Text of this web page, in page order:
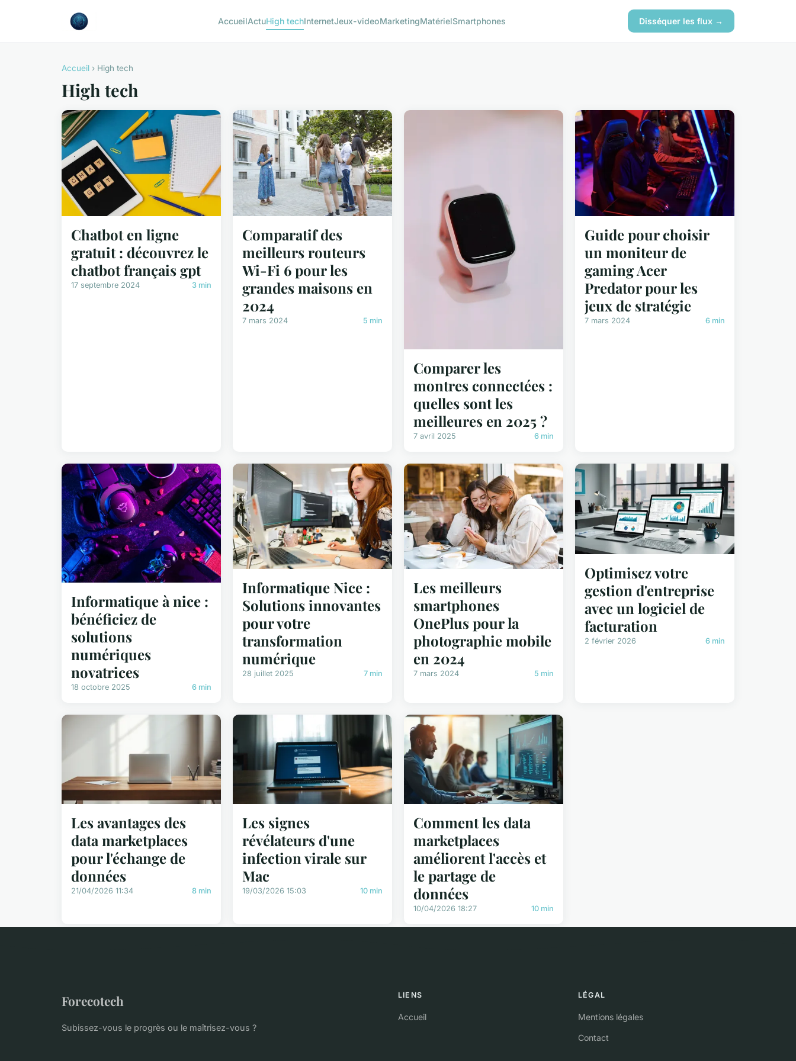
AccueilActuHigh techInternetJeux-videoMarketingMatérielSmartphones Disséquer les flux →
Accueil › High tech
High tech
Chatbot en ligne
gratuit : découvrez le
chatbot français gpt
17 septembre 2024 3 min
Comparatif des
meilleurs routeurs
Wi-Fi 6 pour les
grandes maisons en
2024
7 mars 2024 5 min
Comparer les
montres connectées :
quelles sont les
meilleures en 2025 ?
7 avril 2025 6 min
Guide pour choisir
un moniteur de
gaming Acer
Predator pour les
jeux de stratégie
7 mars 2024 6 min
Informatique à nice :
bénéficiez de
solutions
numériques
novatrices
18 octobre 2025 6 min
Informatique Nice :
Solutions innovantes
pour votre
transformation
numérique
28 juillet 2025 7 min
Les meilleurs
smartphones
OnePlus pour la
photographie mobile
en 2024
7 mars 2024 5 min
Optimisez votre
gestion d'entreprise
avec un logiciel de
facturation
2 février 2026 6 min
Les avantages des
data marketplaces
pour l'échange de
données
21/04/2026 11:34 8 min
Les signes
révélateurs d'une
infection virale sur
Mac
19/03/2026 15:03 10 min
Comment les data
marketplaces
améliorent l'accès et
le partage de
données
10/04/2026 18:27 10 min
Forecotech
Subissez-vous le progrès ou le maîtrisez-vous ?
LIENS
Accueil
LÉGAL
Mentions légales
Contact